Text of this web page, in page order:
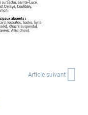
Article suivant